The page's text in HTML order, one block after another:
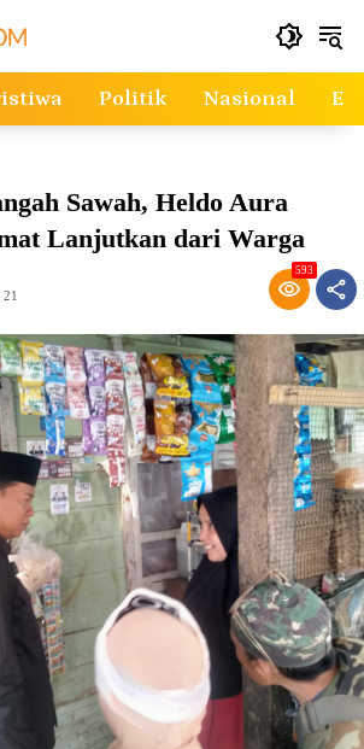
Politik Nasional
Sawah, Heldo Aura
Lanjutkan dari Warga
593